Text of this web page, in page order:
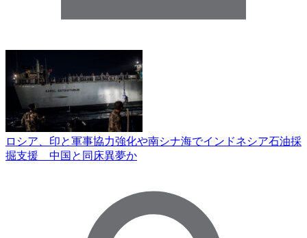
ロシア、印と軍事協力強化や南シナ海でインドネシア石油採
掘支援 中国と同床異夢か